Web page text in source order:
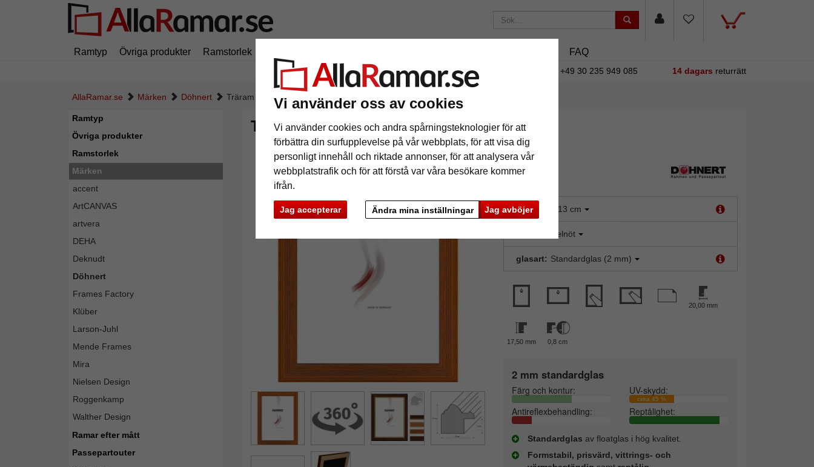
Vi använder oss av cookies
Vi använder cookies och andra spårningsteknologier för att
förbättra din surfupplevelse på vår webbplats, för att visa dig
personligt innehåll och riktade annonser, för att analysera vår
webbplatstrafik och för att förstå var våra besökare kommer
ifrån.
Jag accepterar Jag avböjer
Ändra mina inställningar
Ramtyp Övriga produkter Ramstorlek FAQ
195 kr i leveranskostnad.Oavsett hur mycket du beställer. +49 30 235 949 085 14 dagars returrätt
AllaRamar.se Märken Döhnert Träram Clapham Common
Ramtyp
Övriga produkter
Ramstorlek
Märken
accent
ArtCANVAS
artvera
DEHA
Deknudt
Döhnert
Frames Factory
Klüber
Larson-Juhl
Mende Frames
Mira
Nielsen Design
Roggenkamp
Walther Design
Ramar efter mått
Passepartouter
Träram Clapham Common
format: 9x13 cm
hasselnöt
glasart: Standardglas (2 mm)
20,00 mm
17,50 mm 0,8 cm
2 mm standardglas
Färg och kontur: UV-skydd:
cirka 45 %
Antireflexbehandling: Reptålighet:
Standardglas av floatglas i hög kvalitet.
Formstabil, prisvärd, vittrings- och